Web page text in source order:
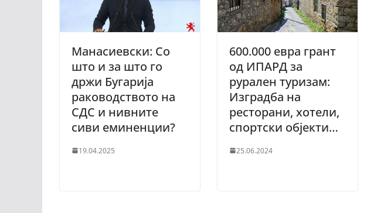
Манасиевски: Со
што и за што го
држи Бугарија
раководството на
СДС и нивните
сиви еминенции?
19.04.2025
600.000 евра грант
од ИПАРД за
рурален туризам:
Изградба на
ресторани, хотели,
спортски објекти…
25.06.2024